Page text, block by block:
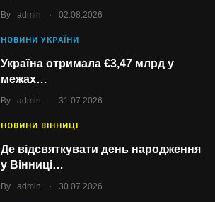
By admin . 02.08.2026
НОВИНИ УКРАЇНИ
Україна отримала €3,47 млрд у
межах…
By admin . 31.07.2026
НОВИНИ ВІННИЦІ
Де відсвяткувати день народження
у Вінниці…
By admin . 30.07.2026